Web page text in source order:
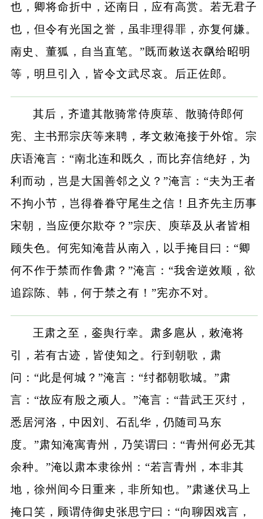
也，卿将命折中，还南日，应有高赏。若无君子
也，但令有光国之誉，虽非理得罪，亦复何嫌。
南史、董狐，自当直笔。”既而敕送衣飖给昭明
等，明旦引入，皆令文武尽哀。后正佐郎。
其后，齐遣其散骑常侍庾荜、散骑侍郎何
宪、主书邢宗庆等来聘，孝文敕淹接于外馆。宗
庆语淹言：“南北连和既久，而比弃信绝好，为
利而动，岂是大国善邻之义？”淹言：“夫为王者
不拘小节，岂得眷眷守尾生之信！且齐先主历事
宋朝，当应便尔欺夺？”宗庆、庾荜及从者皆相
顾失色。何宪知淹昔从南入，以手掩目曰：“卿
何不作于禁而作鲁肃？”淹言：“我舍逆效顺，欲
追踪陈、韩，何于禁之有！”宪亦不对。
王肃之至，銮舆行幸。肃多扈从，敕淹将
引，若有古迹，皆使知之。行到朝歌，肃
问：“此是何城？”淹言：“纣都朝歌城。”肃
言：“故应有殷之顽人。”淹言：“昔武王灭纣，
悉居河洛，中因刘、石乱华，仍随司马东
度。”肃知淹寓青州，乃笑谓曰：“青州何必无其
余种。”淹以肃本隶徐州：“若言青州，本非其
地，徐州间今日重来，非所知也。”肃遂伏马上
掩口笑，顾谓侍御史张思宁曰：“向聊因戏言，